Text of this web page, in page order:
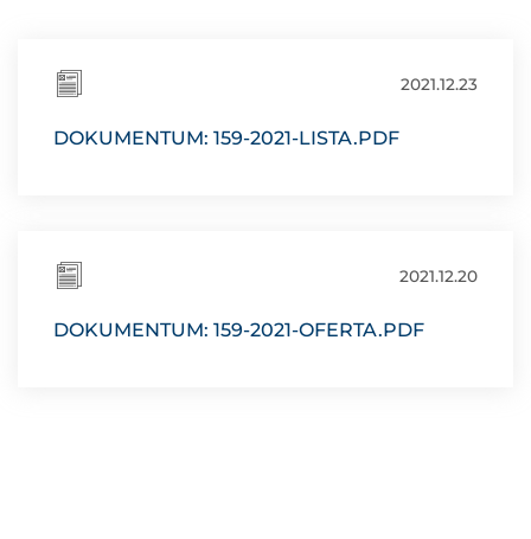
2021.12.23
DOKUMENTUM: 159-2021-LISTA.PDF
2021.12.20
DOKUMENTUM: 159-2021-OFERTA.PDF